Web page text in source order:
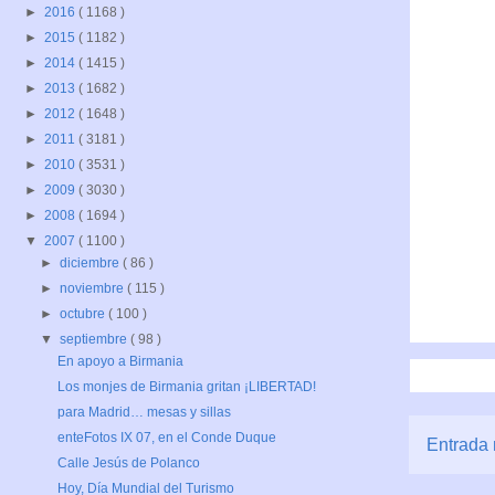
Entrada
► 2016 ( 1168 )
► 2015 ( 1182 )
► 2014 ( 1415 )
► 2013 ( 1682 )
► 2012 ( 1648 )
► 2011 ( 3181 )
► 2010 ( 3531 )
► 2009 ( 3030 )
► 2008 ( 1694 )
▼ 2007 ( 1100 )
►diciembre( 86 )
►noviembre( 115 )
►octubre( 100 )
▼septiembre( 98 )
En apoyo a Birmania
Los monjes de Birmania gritan ¡LIBERTAD!
para Madrid… mesas y sillas
enteFotos IX 07, en el Conde Duque
Calle Jesús de Polanco
Hoy, Día Mundial del Turismo